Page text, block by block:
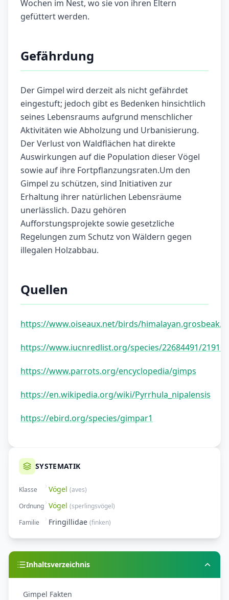
Wochen im Nest, wo sie von ihren Eltern
gefüttert werden.
Gefährdung
Der Gimpel wird derzeit als nicht gefährdet
eingestuft; jedoch gibt es Bedenken hinsichtlich
seines Lebensraums aufgrund menschlicher
Aktivitäten wie Abholzung und Urbanisierung.
Der Verlust von Waldflächen hat direkte
Auswirkungen auf die Population dieser Vögel
sowie auf ihre Fortpflanzungsraten.Um den
Gimpel zu schützen, sind Initiativen zur
Erhaltung ihrer natürlichen Lebensräume
unerlässlich. Dazu gehören
Aufforstungsprojekte sowie gesetzliche
Regelungen zum Schutz von Wäldern gegen
illegalen Holzabbau.
Quellen
https://www.oiseaux.net/birds/
https://www.iucnredlist.org/species/22684491/
https://www.parrots.org/encyclopedia/gimps
https://en.wikipedia.org/wiki/Pyrrhula_nipalensis
https://ebird.org/species/gimpar1
SYSTEMATIK
Klasse Vögel (aves)
Ordnung Vögel (sperlingsvögel)
Familie
Fringillidae (finken)
Inhaltsverzeichnis
Gimpel Fakten